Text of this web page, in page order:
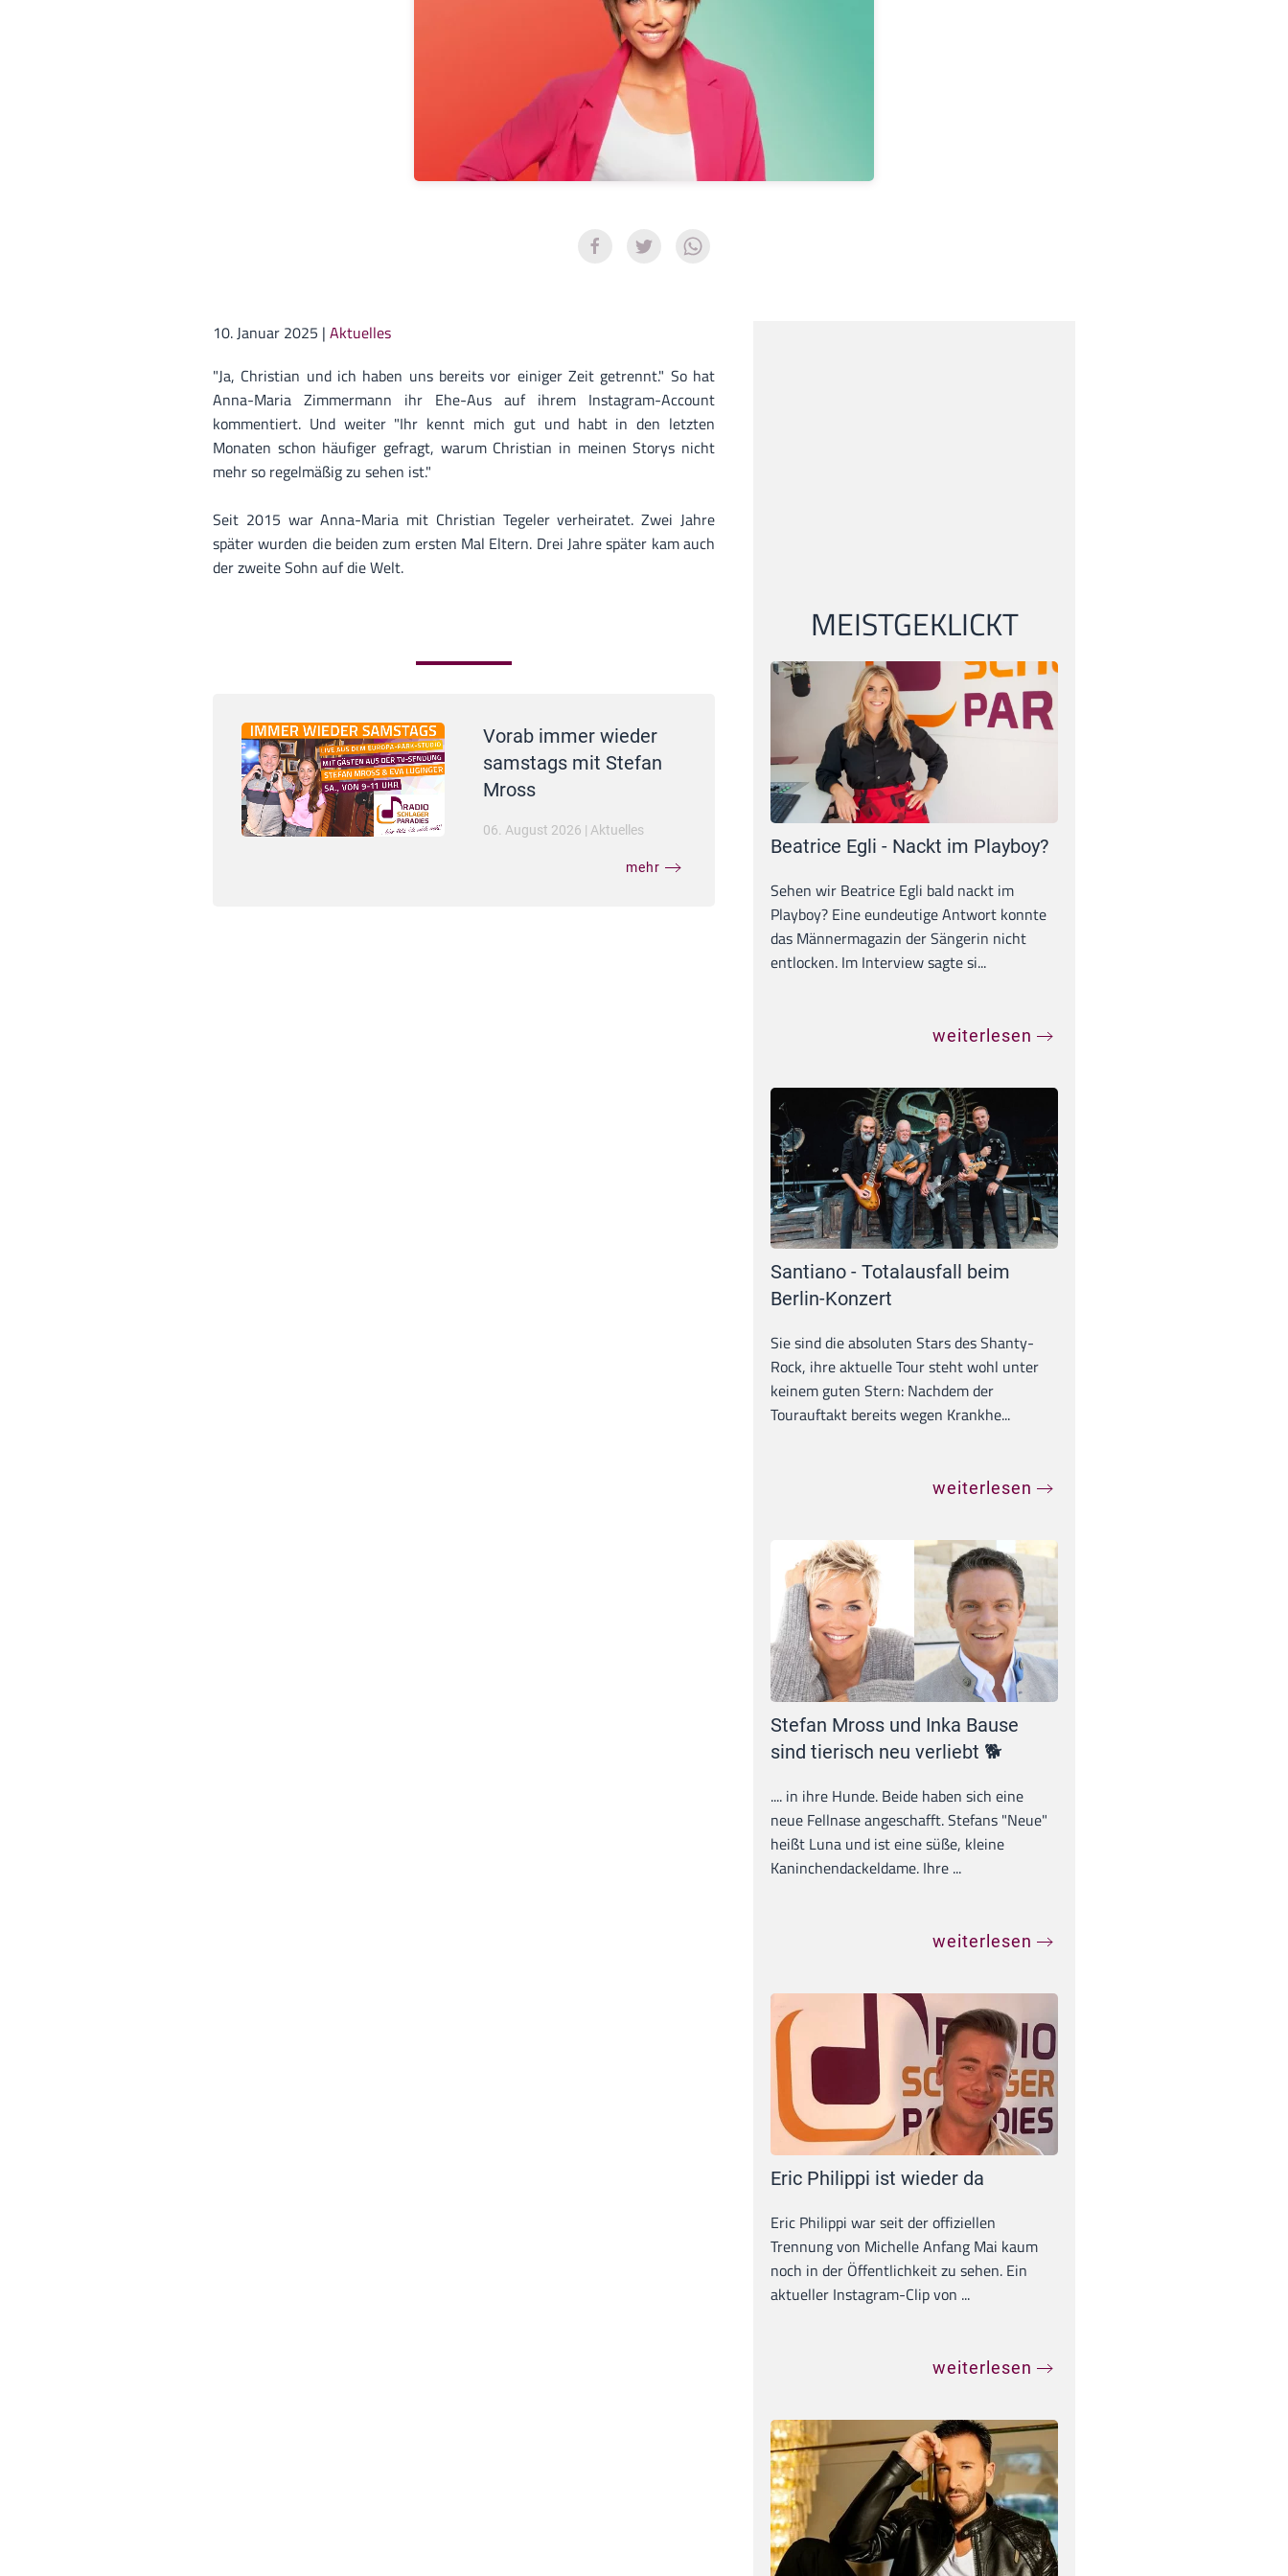
10. Januar 2025 | Aktuelles
"Ja, Christian und ich haben uns bereits vor einiger Zeit getrennt." So hat
Anna-Maria Zimmermann ihr Ehe-Aus auf ihrem Instagram-Account
kommentiert. Und weiter "Ihr kennt mich gut und habt in den letzten
Monaten schon häufiger gefragt, warum Christian in meinen Storys nicht
mehr so regelmäßig zu sehen ist."
Seit 2015 war Anna-Maria mit Christian Tegeler verheiratet. Zwei Jahre
später wurden die beiden zum ersten Mal Eltern. Drei Jahre später kam auch
der zweite Sohn auf die Welt.
Vorab immer wieder
samstags mit Stefan
Mross
06. August 2026 | Aktuelles
mehr
MEISTGEKLICKT
Beatrice Egli - Nackt im Playboy?
Sehen wir Beatrice Egli bald nackt im
Playboy? Eine eundeutige Antwort konnte
das Männermagazin der Sängerin nicht
entlocken. Im Interview sagte si...
weiterlesen
Santiano - Totalausfall beim
Berlin-Konzert
Sie sind die absoluten Stars des Shanty-
Rock, ihre aktuelle Tour steht wohl unter
keinem guten Stern: Nachdem der
Tourauftakt bereits wegen Krankhe...
weiterlesen
Stefan Mross und Inka Bause
sind tierisch neu verliebt 🐕
.... in ihre Hunde. Beide haben sich eine
neue Fellnase angeschafft. Stefans "Neue"
heißt Luna und ist eine süße, kleine
Kaninchendackeldame. Ihre ...
weiterlesen
Eric Philippi ist wieder da
Eric Philippi war seit der offiziellen
Trennung von Michelle Anfang Mai kaum
noch in der Öffentlichkeit zu sehen. Ein
aktueller Instagram-Clip von ...
weiterlesen